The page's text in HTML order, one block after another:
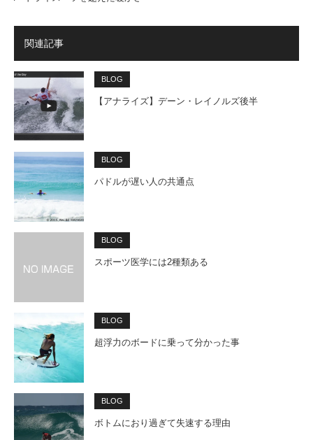
関連記事
BLOG
【アナライズ】デーン・レイノルズ後半
BLOG
パドルが遅い人の共通点
BLOG
スポーツ医学には2種類ある
BLOG
超浮力のボードに乗って分かった事
BLOG
ボトムにおり過ぎて失速する理由